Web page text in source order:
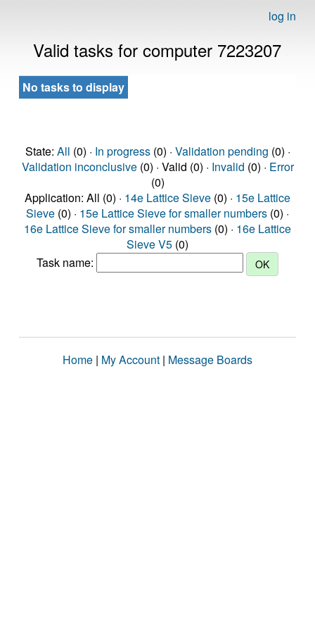
log in
Valid tasks for computer 7223207
No tasks to display
State: All (0) · In progress(0) · Validation pending (0) ·
Validation inconclusive(0) · Valid (0) · Invalid (0) · Error
(0)
Application: All (0) · 14e Lattice Sieve (0) · 15e Lattice
Sieve (0) · 15e Lattice Sieve for smaller numbers (0) ·
16e Lattice Sieve for smaller numbers (0) · 16e Lattice
Sieve V5 (0)
Task name:
Home | My Account | Message Boards